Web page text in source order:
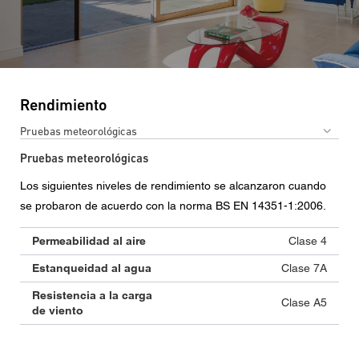
Rendimiento
Pruebas meteorológicas
Pruebas meteorológicas
Los siguientes niveles de rendimiento se alcanzaron cuando
se probaron de acuerdo con la norma BS EN 14351-1:2006.
Permeabilidad al aire Clase 4
Estanqueidad al agua Clase 7A
Resistencia a la carga
de viento
Clase A5